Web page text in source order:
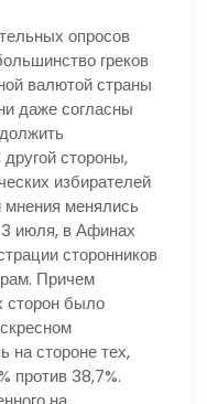
опросов
греков
валютой страны
даже согласны
стороны,
избирателей
мнения менялись
июля, в Афинах
сторонников
Причем
сторон было
на стороне тех,
против 38,7%.